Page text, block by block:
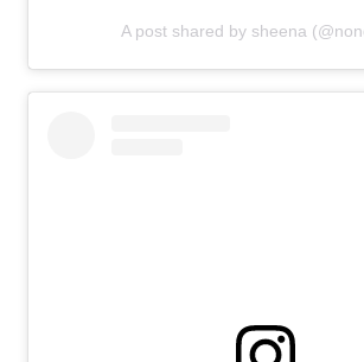
A post shared by sheena